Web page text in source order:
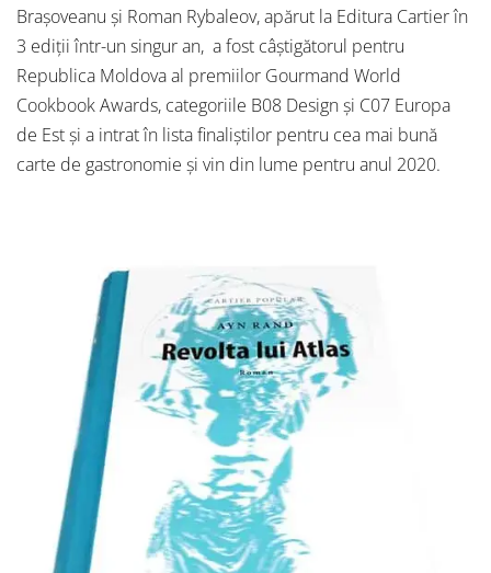
Brașoveanu și Roman Rybaleov, apărut la Editura Cartier în
3 ediții într-un singur an, a fost câștigătorul pentru
Republica Moldova al premiilor Gourmand World
Cookbook Awards, categoriile B08 Design și C07 Europa
de Est și a intrat în lista finaliștilor pentru cea mai bună
carte de gastronomie și vin din lume pentru anul 2020.